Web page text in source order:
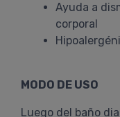
Ayuda a
corporal
MODO DE USO
Luego del baño